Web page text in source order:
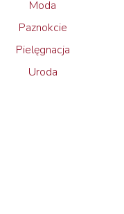
Moda
Paznokcie
Pielęgnacja
Uroda